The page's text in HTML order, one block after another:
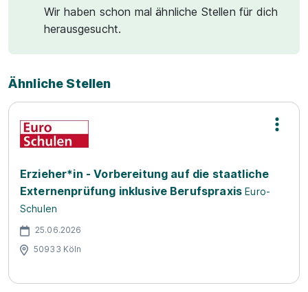
Wir haben schon mal ähnliche Stellen für dich
herausgesucht.
Ähnliche Stellen
Erzieher*in - Vorbereitung auf die staatliche
Externenprüfung inklusive Berufspraxis Euro-
Schulen
25.06.2026
50933 Köln